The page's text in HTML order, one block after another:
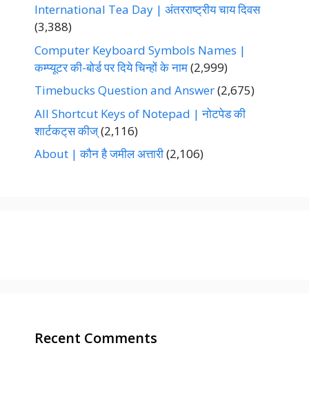
International Tea Day | अंतरराष्ट्रीय चाय दिवस
(3,388)
Computer Keyboard Symbols Names |
कम्प्यूटर की-बोर्ड पर दिये चिन्हों के नाम(2,999)
Timebucks Question and Answer(2,675)
All Shortcut Keys of Notepad | नोटपेड की
शार्टकट्‌स कीज्‌(2,116)
About | कौन है जमील अत्तारी(2,106)
Recent Comments